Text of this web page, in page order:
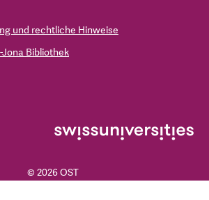
und rechtliche Hinweise
Bibliothek
© 2026 OST